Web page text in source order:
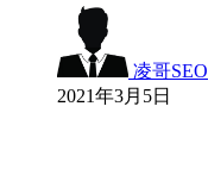
凌哥SEO
2021年3月5日